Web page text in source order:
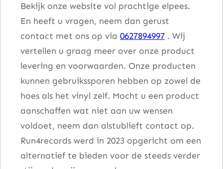
Bekijk onze website vol prachtige elpees.
En heeft u vragen, neem dan gerust
contact met ons op via 0627894997 . Wij
vertellen u graag meer over onze product
levering en voorwaarden. Onze producten
kunnen gebruikssporen hebben op zowel de
hoes als het vinyl zelf. Mocht u een product
aanschaffen wat niet aan uw wensen
voldoet, neem dan alstublieft contact op.
Run4records werd in 2023 opgericht om een
alternatief te bieden voor de steeds verder